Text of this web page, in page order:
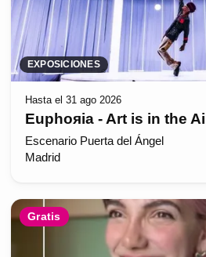
EXPOSICIONES
Hasta el 31 ago 2026
Euphoяia - Art is in the
Escenario Puerta del Ángel
Madrid
Gratis